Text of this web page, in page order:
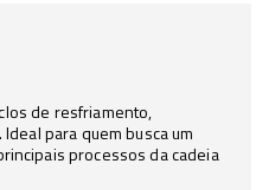
de resfriamento,
para quem busca um
processos da cadeia